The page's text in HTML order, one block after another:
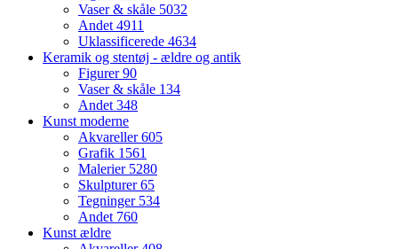
Vaser & skåle 5032
Andet 4911
Uklassificerede 4634
Keramik og stentøj - ældre og antik
Figurer90
Vaser & skåle 134
Andet 348
Kunst moderne
Akvareller605
Grafik 1561
Malerier 5280
Skulpturer65
Tegninger 534
Andet 760
Kunst ældre